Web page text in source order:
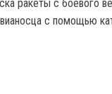
ракеты с боевого
с помощью